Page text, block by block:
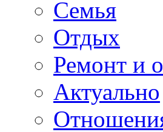
Семья
Отдых
Ремонт и
Актуально